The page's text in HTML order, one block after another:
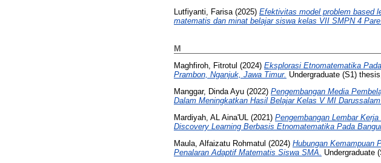
Lutfiyanti, Farisa (2025) Efektivitas model problem based
matematis dan minat belajar siswa kelas VII SMPN 4 Pare.
M
Maghfiroh, Fitrotul (2024) Eksplorasi Etnomatematika
Prambon, Nganjuk, Jawa Timur. Undergraduate (S1)
Manggar, Dinda Ayu (2022) Pengembangan Media
Dalam Meningkatkan Hasil Belajar Kelas V MI
Mardiyah, AL Aina'UL (2021) Pengembangan Lembar
Discovery Learning Berbasis Etnomatematika Pada
Maula, Alfaizatu Rohmatul (2024) Hubungan Kemampuan
Penalaran Adaptif Matematis Siswa SMA.
Undergraduate